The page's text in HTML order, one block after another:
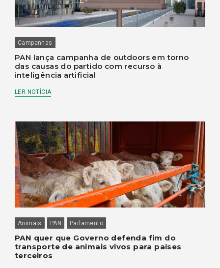
Campanhas
PAN lança campanha de outdoors em torno
das causas do partido com recurso à
inteligência artificial
LER NOTÍCIA
Animais PAN Parlamento
PAN quer que Governo defenda fim do
transporte de animais vivos para países
terceiros